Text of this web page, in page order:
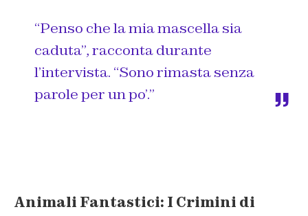
“Penso che la mia mascella sia
caduta”, racconta durante
l’intervista. “Sono rimasta senza
parole per un po’.”
Animali Fantastici: I Crimini di